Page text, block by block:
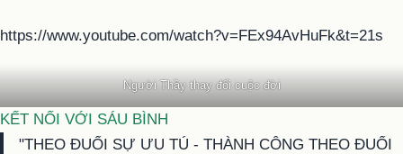
https://www.youtube.com/watch?v=FEx94AvHuFk&t=21s
Người Thầy thay đổi cuộc đời
KẾT NỐI VỚI SÁU BÌNH
"THEO ĐUỔI SỰ ƯU TÚ - THÀNH CÔNG THEO ĐUỔI